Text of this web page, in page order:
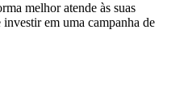
melhor atende às suas
investir em uma campanha de